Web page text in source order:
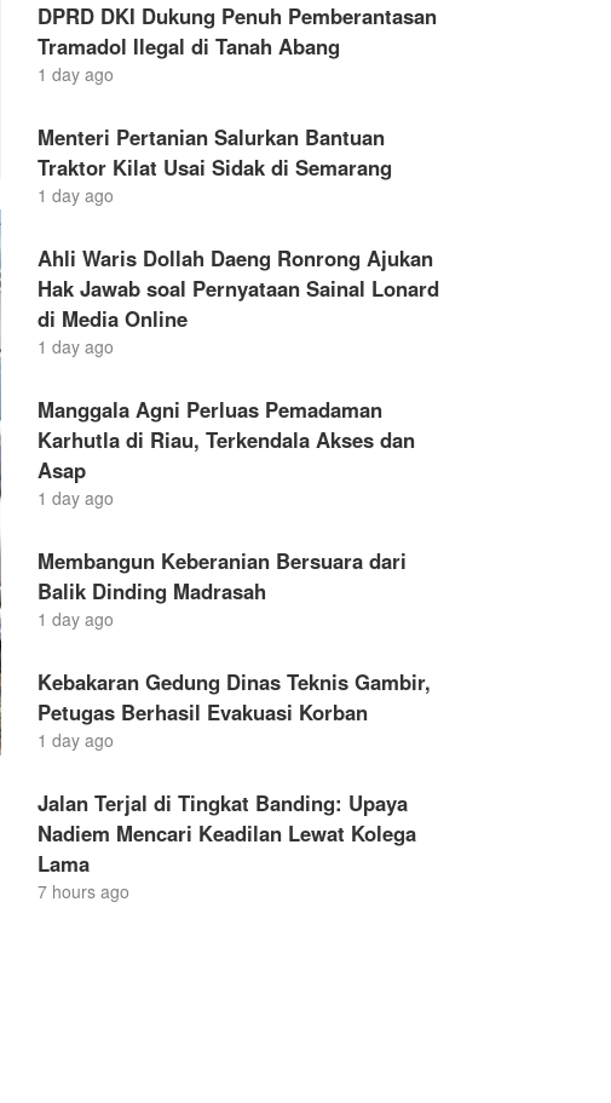
DPRD DKI Dukung Penuh Pemberantasan
Tramadol Ilegal di Tanah Abang
1 day ago
Menteri Pertanian Salurkan Bantuan
Traktor Kilat Usai Sidak di Semarang
1 day ago
Ahli Waris Dollah Daeng Ronrong Ajukan
Hak Jawab soal Pernyataan Sainal Lonard
di Media Online
1 day ago
Manggala Agni Perluas Pemadaman
Karhutla di Riau, Terkendala Akses dan
Asap
1 day ago
Membangun Keberanian Bersuara dari
Balik Dinding Madrasah
1 day ago
Kebakaran Gedung Dinas Teknis Gambir,
Petugas Berhasil Evakuasi Korban
1 day ago
Jalan Terjal di Tingkat Banding: Upaya
Nadiem Mencari Keadilan Lewat Kolega
Lama
7 hours ago